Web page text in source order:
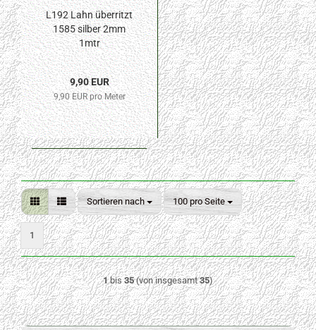
L192 Lahn überritzt
1585 silber 2mm
1mtr
9,90 EUR
9,90 EUR pro Meter
Sortieren nach
Sortieren nach 100 pro Seite
pro Seite
1
1bis35(von insgesamt35)